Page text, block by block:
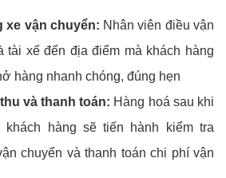
xe vận chuyển: Nhân viên điều vận
tài xế đến địa điểm mà khách hàng
hàng nhanh chóng, đúng hẹn
và thanh toán: Hàng hoá sau khi
hàng sẽ tiến hành kiểm tra
chuyển và thanh toán chi phí vận